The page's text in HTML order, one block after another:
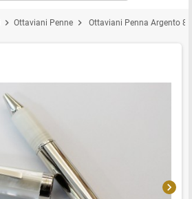
chevron_right Ottaviani Penne chevron_right Ottaviani Penna Argento
chevron_right